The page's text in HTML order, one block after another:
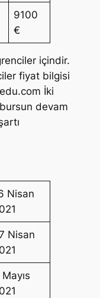
9100
€
içindir.
fiyat bilgisi
İki
devam
Nisan
Nisan